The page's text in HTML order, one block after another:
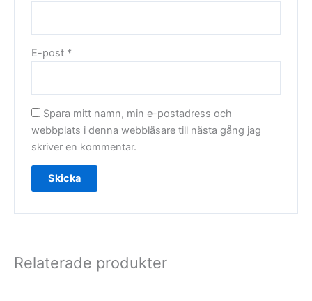
E-post *
Spara mitt namn, min e-postadress och
webbplats i denna webbläsare till nästa gång jag
skriver en kommentar.
Relaterade produkter